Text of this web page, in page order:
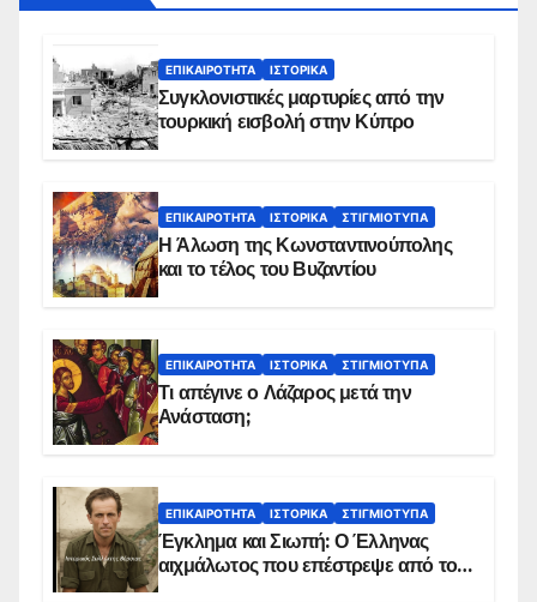
ΕΠΙΚΑΙΡΌΤΗΤΑ ΙΣΤΟΡΙΚΆ
Συγκλονιστικές μαρτυρίες από την
τουρκική εισβολή στην Κύπρο
ΕΠΙΚΑΙΡΌΤΗΤΑ ΙΣΤΟΡΙΚΆ ΣΤΙΓΜΙΌΤΥΠΑ
Η Άλωση της Κωνσταντινούπολης
και το τέλος του Βυζαντίου
ΕΠΙΚΑΙΡΌΤΗΤΑ ΙΣΤΟΡΙΚΆ ΣΤΙΓΜΙΌΤΥΠΑ
Τι απέγινε ο Λάζαρος μετά την
Ανάσταση;
ΕΠΙΚΑΙΡΌΤΗΤΑ ΙΣΤΟΡΙΚΆ ΣΤΙΓΜΙΌΤΥΠΑ
Έγκλημα και Σιωπή: Ο Έλληνας
αιχμάλωτος που επέστρεψε από το